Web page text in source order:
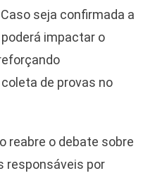
seja confirmada a
impactar o
de provas no
reabre o debate sobre
responsáveis por